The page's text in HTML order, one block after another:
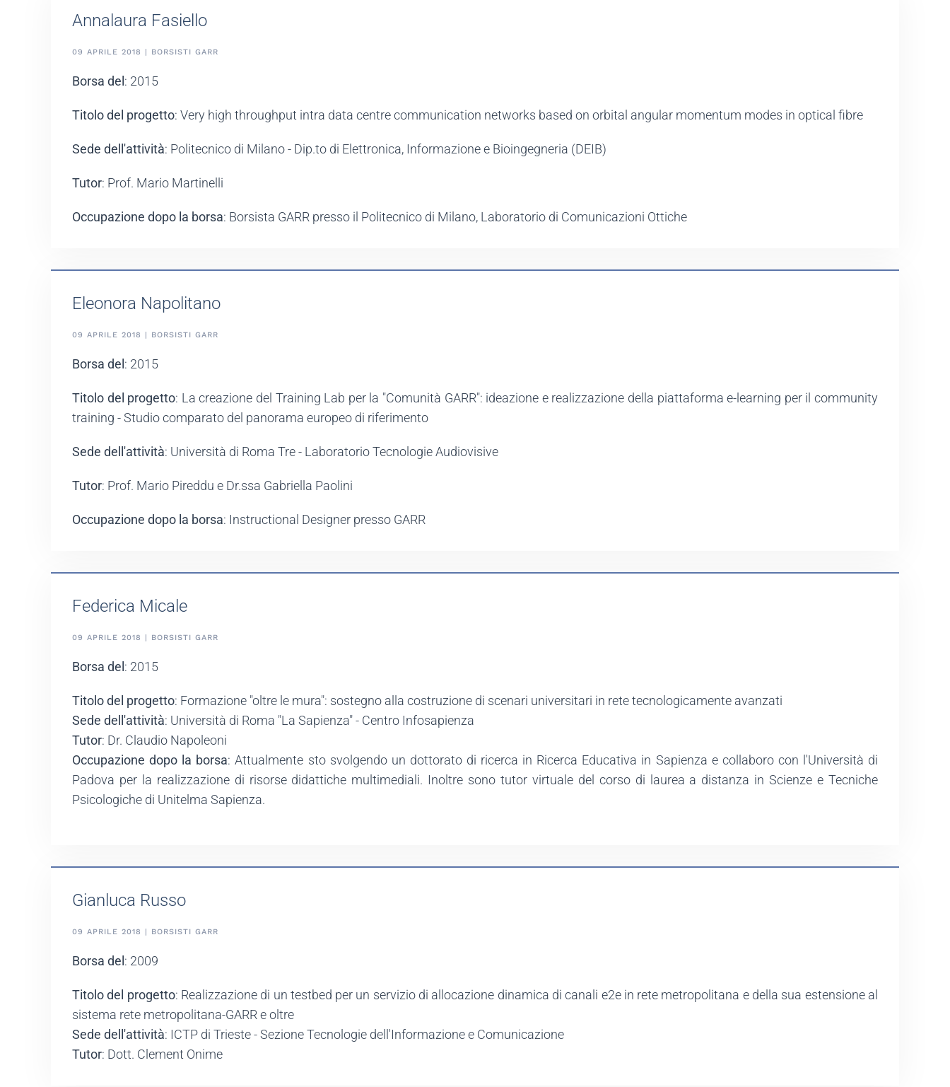
Annalaura Fasiello
09 APRILE 2018 | BORSISTI GARR
Borsa del : 2015
Titolo del progetto: Very high throughput intra data centre communication networks based on orbital angular momentum modes in optical fibre
Sede dell'attività: Politecnico di Milano - Dip.to di Elettronica, Informazione e Bioingegneria (DEIB)
Tutor: Prof. Mario Martinelli
Occupazione dopo la borsa: Borsista GARR presso il Politecnico di Milano, Laboratorio di Comunicazioni Ottiche
Eleonora Napolitano
09 APRILE 2018 | BORSISTI GARR
Borsa del : 2015
Titolo del progetto: La creazione del Training Lab per la "Comunità GARR": ideazione e realizzazione della piattaforma e-learning per il community
training - Studio comparato del panorama europeo di riferimento
Sede dell'attività: Università di Roma Tre - Laboratorio Tecnologie Audiovisive
Tutor: Prof. Mario Pireddu e Dr.ssa Gabriella Paolini
Occupazione dopo la borsa: Instructional Designer presso GARR
Federica Micale
09 APRILE 2018 | BORSISTI GARR
Borsa del : 2015
Titolo del progetto: Formazione "oltre le mura": sostegno alla costruzione di scenari universitari in rete tecnologicamente avanzati
Sede dell'attività: Università di Roma "La Sapienza" - Centro Infosapienza
Tutor: Dr. Claudio Napoleoni
Occupazione dopo la borsa: Attualmente sto svolgendo un dottorato di ricerca in Ricerca Educativa in Sapienza e collaboro con l'Università di
Padova per la realizzazione di risorse didattiche multimediali. Inoltre sono tutor virtuale del corso di laurea a distanza in Scienze e Tecniche
Psicologiche di Unitelma Sapienza.
Gianluca Russo
09 APRILE 2018 | BORSISTI GARR
Borsa del : 2009
Titolo del progetto: Realizzazione di un testbed per un servizio di allocazione dinamica di canali e2e in rete metropolitana e della sua estensione al
sistema rete metropolitana-GARR e oltre
Sede dell'attività: ICTP di Trieste - Sezione Tecnologie dell'Informazione e Comunicazione
Tutor: Dott. Clement Onime